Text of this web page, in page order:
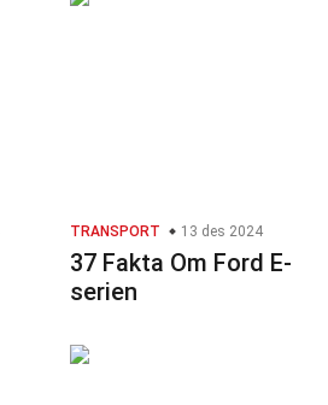
TRANSPORT 13 des 2024
37 Fakta Om Ford E-
serien